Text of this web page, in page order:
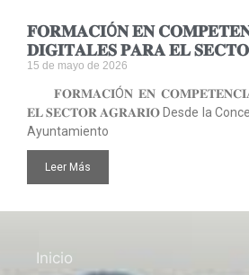
𝐅𝐎𝐑𝐌𝐀𝐂𝐈Ó𝐍 𝐄𝐍
𝐃𝐈𝐆𝐈𝐓𝐀𝐋𝐄𝐒 𝐏𝐀𝐑𝐀 𝐄𝐋
15 de mayo de 2026
𝐅𝐎𝐑𝐌𝐀𝐂𝐈Ó𝐍 𝐄𝐍
𝐄𝐋 𝐒𝐄𝐂𝐓𝐎𝐑 𝐀𝐆𝐑𝐀𝐑𝐈𝐎 Desde la
Ayuntamiento
Leer Más
Inicio